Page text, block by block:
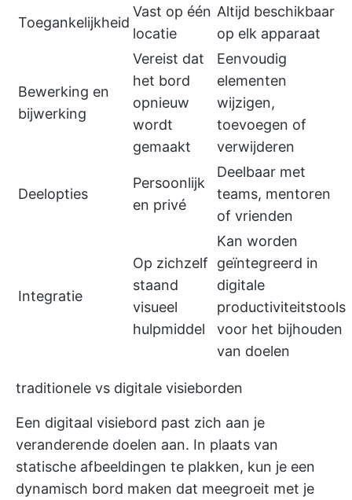
Toegankelijkheid
Vast op één
locatie
Altijd beschikbaar
op elk apparaat
Bewerking en
bijwerking
Vereist dat
het bord
opnieuw
wordt
gemaakt
Eenvoudig
elementen
wijzigen,
toevoegen of
verwijderen
Deelopties
Persoonlijk
en privé
Deelbaar met
teams, mentoren
of vrienden
Integratie
Op zichzelf
staand
visueel
hulpmiddel
Kan worden
geïntegreerd in
digitale
productiviteitstools
voor het bijhouden
van doelen
traditionele vs digitale visieborden
Een digitaal visiebord past zich aan je
veranderende doelen aan. In plaats van
statische afbeeldingen te plakken, kun je een
dynamisch bord maken dat meegroeit met je